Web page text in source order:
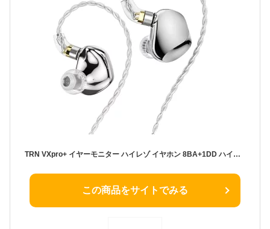
TRN VXpro+ イヤーモニター ハイレゾ イヤホン 8BA+1DD ハイブリッド型 モニターイヤホン 高遮音性 IEM イヤモニ 有線 3.5mmジャック QDC脱着式ケーブル (シルバー)
この商品をサイトでみる